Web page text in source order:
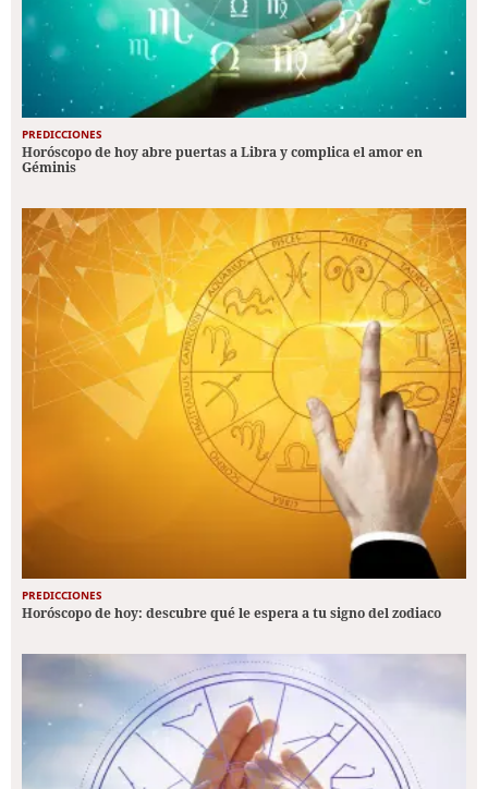
PREDICCIONES
Horóscopo de hoy abre puertas a Libra y complica el amor en
Géminis
PREDICCIONES
Horóscopo de hoy: descubre qué le espera a tu signo del zodiaco